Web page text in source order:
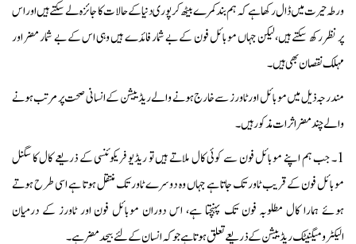
ورطہ حیرت میں ڈال رکھا ہے کہ ہم بند کمرے بیٹھ کر پوری دنیا کے حالات کا جائزہ لے سکتے ہیں اور اس
پر نظر رکھ سکتے ہیں،لیکن جہاں موبائل فون کے بے شمار فائدے ہیں وہی اس کے بے شمار مضر اور
مہلک نقصان بھی ہیں۔
مندرجہ ذیل میں موبائل اور ٹاورز سے خارج ہونے والے ریڈییشن کے انسانی صحت پر مرتب ہونے
والے چند مضر اثرات مذکور ہیں۔
1۔ جب ہم اپنے موبائل فون سے کوئی کال ملاتے ہیں تو ریڈیو فریکوئنسی کے ذریعے کال کا سگنل
موبائل فون کے قریب ٹاور تک جاتا ہے جہاں وہ دوسرے ٹاور تک منتقل ہوتا ہے اسی طرح ہوتے
ہوئے ہمارا کال مطلوبہ فون تک پہنچتا ہے، اس دوران موبائل فون اور ٹاورز کے درمیان
الیکٹرومیگنیٹک ریڈییشن کے ذریعے تعلق ہوتا ہے جو کہ انسان کے لئے بیحد مضر ہے۔